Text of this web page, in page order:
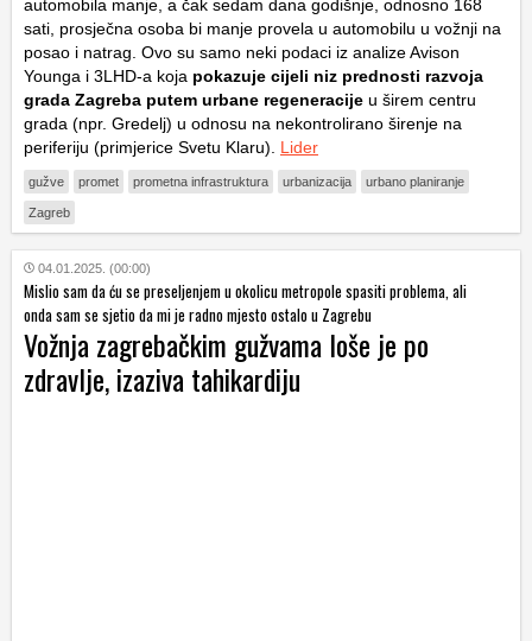
automobila manje, a čak sedam dana godišnje, odnosno 168
sati, prosječna osoba bi manje provela u automobilu u vožnji na
posao i natrag. Ovo su samo neki podaci iz analize Avison
Younga i 3LHD-a koja pokazuje cijeli niz prednosti razvoja
grada Zagreba putem urbane regeneracije u širem centru
grada (npr. Gredelj) u odnosu na nekontrolirano širenje na
periferiju (primjerice Svetu Klaru). Lider
gužve promet prometna infrastruktura urbanizacija urbano planiranje
Zagreb
04.01.2025. (00:00)
Mislio sam da ću se preseljenjem u okolicu metropole spasiti problema, ali
onda sam se sjetio da mi je radno mjesto ostalo u Zagrebu
Vožnja zagrebačkim gužvama loše je po
zdravlje, izaziva tahikardiju